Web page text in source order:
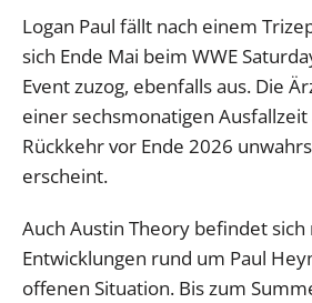
Logan Paul fällt nach einem
sich Ende Mai beim WWE
Event zuzog, ebenfalls aus. Die
einer sechsmonatigen Ausfallzeit
Rückkehr vor Ende 2026
erscheint.
Auch Austin Theory befindet sich
Entwicklungen rund um Paul
offenen Situation. Bis zum